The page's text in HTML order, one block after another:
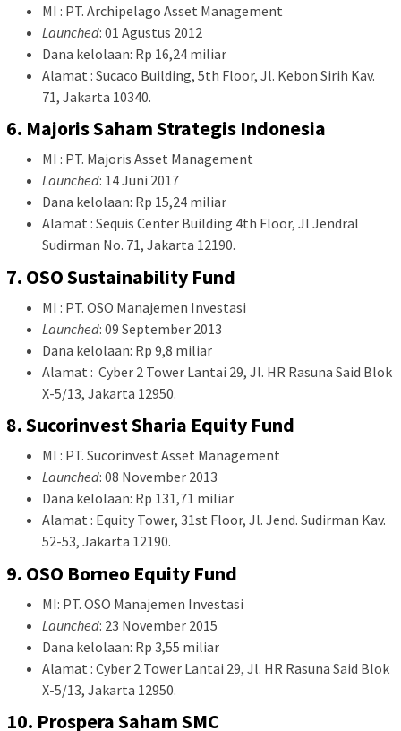
MI : PT. Archipelago Asset Management
Launched: 01 Agustus 2012
Dana kelolaan: Rp 16,24 miliar
Alamat : Sucaco Building, 5th Floor, Jl. Kebon Sirih Kav.
71, Jakarta 10340.
6. Majoris Saham Strategis Indonesia
MI : PT. Majoris Asset Management
Launched: 14 Juni 2017
Dana kelolaan: Rp 15,24 miliar
Alamat : Sequis Center Building 4th Floor, Jl Jendral
Sudirman No. 71, Jakarta 12190.
7. OSO Sustainability Fund
MI : PT. OSO Manajemen Investasi
Launched: 09 September 2013
Dana kelolaan: Rp 9,8 miliar
Alamat : Cyber 2 Tower Lantai 29, Jl. HR Rasuna Said Blok
X-5/13, Jakarta 12950.
8. Sucorinvest Sharia Equity Fund
MI : PT. Sucorinvest Asset Management
Launched: 08 November 2013
Dana kelolaan: Rp 131,71 miliar
Alamat : Equity Tower, 31st Floor, Jl. Jend. Sudirman Kav.
52-53, Jakarta 12190.
9. OSO Borneo Equity Fund
MI: PT. OSO Manajemen Investasi
Launched: 23 November 2015
Dana kelolaan: Rp 3,55 miliar
Alamat : Cyber 2 Tower Lantai 29, Jl. HR Rasuna Said Blok
X-5/13, Jakarta 12950.
10. Prospera Saham SMC